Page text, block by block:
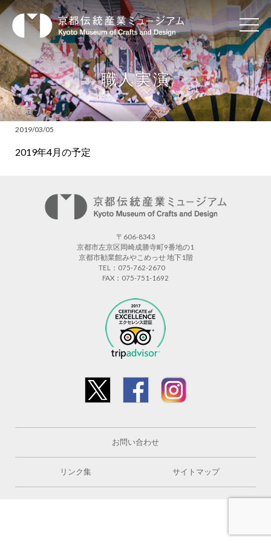
職人実演
2019/03/05
2019年4月の予定
〒606-8343
京都市左京区岡崎成勝寺町9番地の1
京都市勧業館みやこめっせ 地下1階
TEL：075-762-2670
FAX：075-751-1692
お問い合わせ
リンク集 サイトマップ